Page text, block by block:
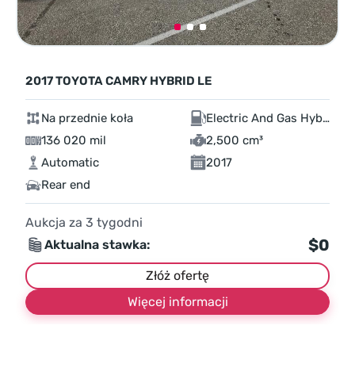
2017 TOYOTA CAMRY HYBRID LE
Na przednie koła
Electric And Gas Hybrid
136 020 mil
2,500 cm³
Automatic
2017
Rear end
Aukcja za 3 tygodni
Aktualna stawka:
$0
Złóż ofertę
Więcej informacji